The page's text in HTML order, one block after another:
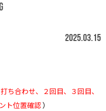
2025.03.15
ち合わせ、 ２回目、 ３回目、
ト位置確認）